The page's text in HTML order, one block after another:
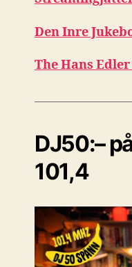
Den Inre
The Hans
DJ50:–
101,4